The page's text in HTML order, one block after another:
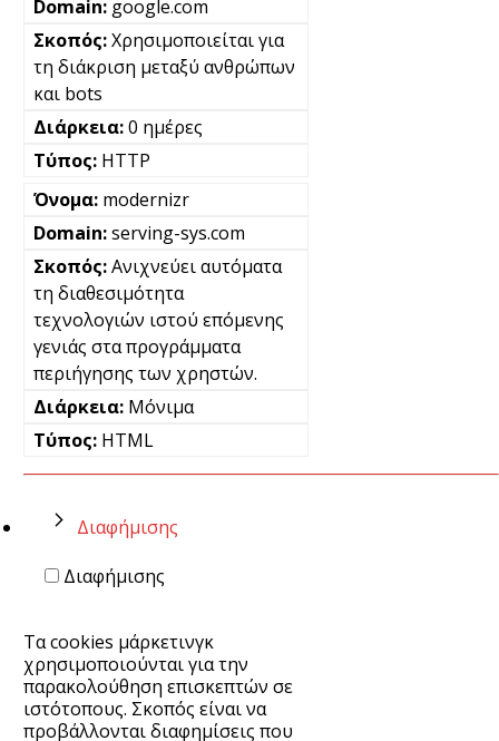
google.com
Χρησιμοποιείται για
τη διάκριση μεταξύ ανθρώπων
και bots
0 ημέρες
HTTP
modernizr
serving-sys.com
Ανιχνεύει αυτόματα
τη διαθεσιμότητα
τεχνολογιών ιστού επόμενης
γενιάς στα προγράμματα
περιήγησης των χρηστών.
Μόνιμα
HTML
Διαφήμισης
Διαφήμισης
Τα cookies μάρκετινγκ
χρησιμοποιούνται για την
παρακολούθηση επισκεπτών σε
ιστότοπους. Σκοπός είναι να
προβάλλονται διαφημίσεις που